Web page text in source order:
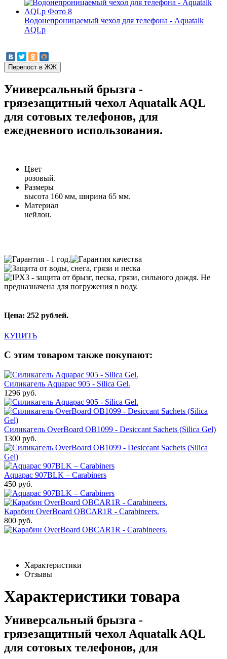
Водонепроницаемый чехол для телефона - Aquatalk
AQLp
Универсальный брызга -
грязезащитный чехол Aquatalk AQL
для сотовых телефонов, для
ежедневного использования.
Цвет
розовый.
Размеры
высота 160 мм, ширина 65 мм.
Материал
нейлон.
Цена: 252 рублей.
КУПИТЬ
С этим товаром также покупают:
Силикагель Aquapac 905 - Silica Gel.
1296 руб.
Силикагель OverBoard OB1099 - Desiccant Sachets (Silica Gel)
1300 руб.
Aquapac 907BLK – Carabiners
450 руб.
Карабин OverBoard OBCAR1R - Carabineers.
800 руб.
Характеристики
Отзывы
Характеристики товара
Универсальный брызга -
грязезащитный чехол Aquatalk AQL
для сотовых телефонов, для